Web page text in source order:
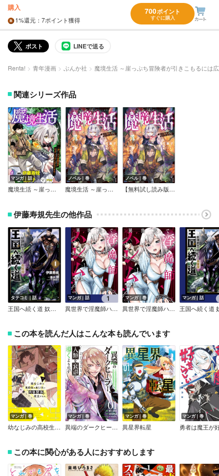
購入
1%還元 ：7ポイント獲得
700ポイント
すぐに購入
ポスト LINEで送る
Renta! 青年漫画 ぶんか社 魔境生活 ～崖っぷち冒険者が引きこもるには
関連シリーズ作品
マンガ｜話
魔境生活 ～崖っぷち冒険者が引きこもるには広すぎる～ コミック版 （分冊版）
ノベル｜巻
魔境生活 ～崖っぷち冒険者が引きこもるには広すぎる～ 【電子限定SS付】
ノベル｜巻
【無料試し読み版】魔境生活 ～崖っぷち冒険者が引きこもるには広すぎる～
伊藤寿規先生の他作品
タテコミ｜話
王国へ続く道 奴隷剣士の成り上がり英雄譚【タテスク】【フルカラー】
マンガ｜話
異世界で淫魔師ハレム【分冊版】
マンガ｜巻
異世界で淫魔師ハレム
マンガ｜話
この本を読んだ人はこんな本も読んでいます
マンガ｜巻
幼なじみの高校生のあいだに肉体関係は成立するか。
マンガ｜巻
異端のダークヒーラー、魔国幹部として人類を衰退に導くようです ～ただ心穏やかに利益と知識を追求したいだけなのに～【電子書店共通特典イラスト付】
マンガ｜巻
異星界転星
マンガ｜巻
この本に関心がある人におすすめします